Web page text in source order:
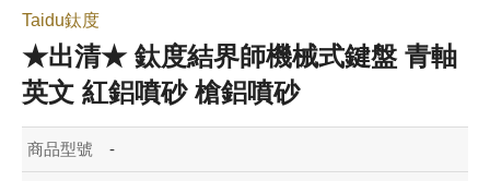
Taidu鈦度
★出清★ 鈦度結界師機械式鍵盤 青軸
英文 紅鋁噴砂 槍鋁噴砂
商品型號 -